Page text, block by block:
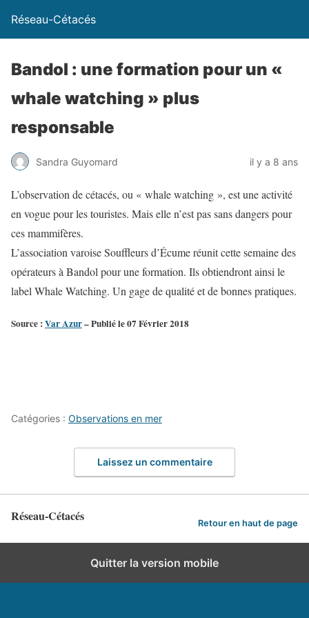
Réseau-Cétacés
Bandol : une formation pour un «
whale watching » plus
responsable
Sandra Guyomard il y a 8 ans
L’observation de cétacés, ou « whale watching », est une activité
en vogue pour les touristes. Mais elle n’est pas sans dangers pour
ces mammifères.
L’association varoise Souffleurs d’Écume réunit cette semaine des
opérateurs à Bandol pour une formation. Ils obtiendront ainsi le
label Whale Watching. Un gage de qualité et de bonnes pratiques.
Source :Var Azur– Publié le 07 Février 2018
Catégories : Observations en mer
Laissez un commentaire
Réseau-Cétacés Retour en haut de page
Quitter la version mobile